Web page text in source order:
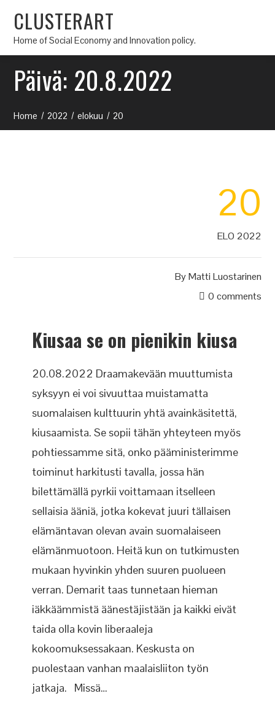
CLUSTERART
Home of Social Economy and Innovation policy.
Päivä: 20.8.2022
Home 2022 elokuu 20
20
ELO 2022
ByMatti Luostarinen
0 comments
Kiusaa se on pienikin kiusa
20.08.2022 Draamakevään muuttumista
syksyyn ei voi sivuuttaa muistamatta
suomalaisen kulttuurin yhtä avainkäsitettä,
kiusaamista. Se sopii tähän yhteyteen myös
pohtiessamme sitä, onko pääministerimme
toiminut harkitusti tavalla, jossa hän
bilettämällä pyrkii voittamaan itselleen
sellaisia ääniä, jotka kokevat juuri tällaisen
elämäntavan olevan avain suomalaiseen
elämänmuotoon. Heitä kun on tutkimusten
mukaan hyvinkin yhden suuren puolueen
verran. Demarit taas tunnetaan hieman
iäkkäämmistä äänestäjistään ja kaikki eivät
taida olla kovin liberaaleja
kokoomuksessakaan. Keskusta on
puolestaan vanhan maalaisliiton työn
jatkaja. Missä…